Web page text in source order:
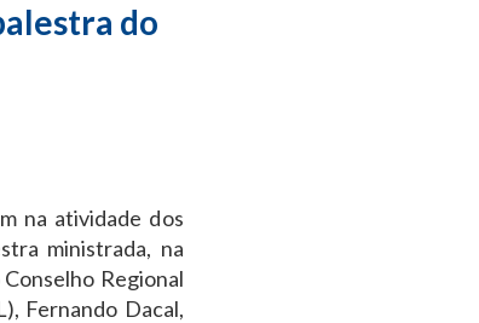
do
na atividade dos
ministrada, na
Regional
Fernando Dacal,